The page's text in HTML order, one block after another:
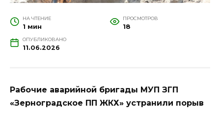
НА ЧТЕНИЕ
1 мин
ПРОСМОТРОВ
18
ОПУБЛИКОВАНО
11.06.2026
Рабочие аварийной бригады МУП ЗГП
«Зерноградское ПП ЖКХ» устранили порыв